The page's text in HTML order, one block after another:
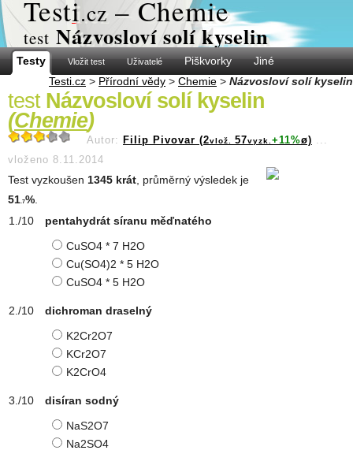
Testi.cz – Chemie
test Názvosloví solí kyselin
Testy Vložit test Uživatelé Piškvorky
Jiné
Testi.cz > Přírodní vědy > Chemie > Názvosloví solí kyselin
test Názvosloví solí kyselin
(Chemie)
Autor: Filip Pivovar (2vlož. 57vyzk. +11%ø) ...
vloženo 8.11.2014
Test vyzkoušen 1345 krát , průměrný výsledek je
51 .7%
pentahydrát síranu měďnatého
CuSO4 * 7 H2O
Cu(SO4)2 * 5 H2O
CuSO4 * 5 H2O
dichroman draselný
K2Cr2O7
KCr2O7
K2CrO4
disíran sodný
NaS2O7
Na2SO4